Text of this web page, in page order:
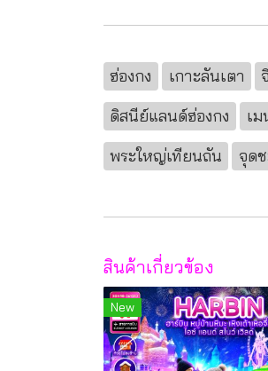
ฮ่องกง เกาะลันเตา
ดิสนีย์แลนด์ฮ่องกง
เ
พระใหญ่เทียนถัน
จุด
สินค้าเกี่ยวข้อง
New